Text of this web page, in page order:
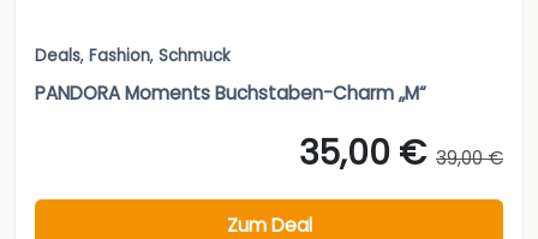
Deals, Fashion, Schmuck
PANDORA Moments Buchstaben-Charm „M“
35,00 € 39,00 €
Zum Deal